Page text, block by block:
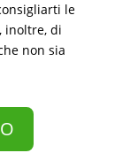
le
inoltre, di
non sia